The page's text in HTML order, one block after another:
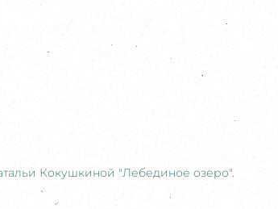
Кокушкиной "Лебединое озеро".